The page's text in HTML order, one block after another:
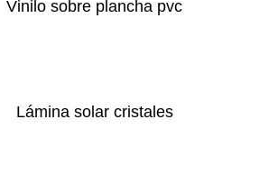
Vinilo sobre plancha pvc
Lámina solar cristales